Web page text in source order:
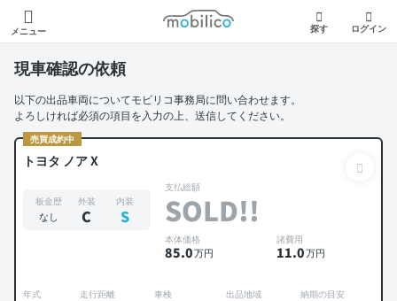
メニュー
モビリコ
探す ログイン
現車確認の依頼
以下の出品車両についてモビリコ事務局に問い合わせます。
よろしければ必須の項目を入力の上、送信してください。
売買成約中
トヨタ ノア X
板金歴
なし
外装
C
内装
S
支払総額
SOLD!!
本体価格
85.0万円
諸費用
11.0万円
年式 走行距離 車検 出品地域 納期の目安